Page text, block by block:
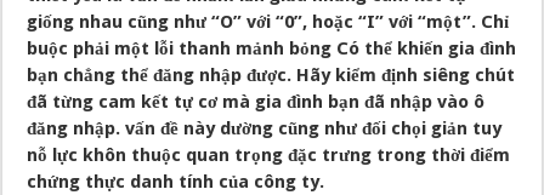
giống nhau cũng như “O” với “0”, hoặc “I” với “một”. Chỉ
buộc phải một lỗi thanh mảnh bỏng Có thể khiến gia đình
bạn chẳng thể đăng nhập được. Hãy kiểm định siêng chút
đã từng cam kết tự cơ mà gia đình bạn đã nhập vào ô
đăng nhập. vấn đề này dường cũng như đối chọi giản tuy
nỗ lực khôn thuộc quan trọng đặc trưng trong thời điểm
chứng thực danh tính của công ty.